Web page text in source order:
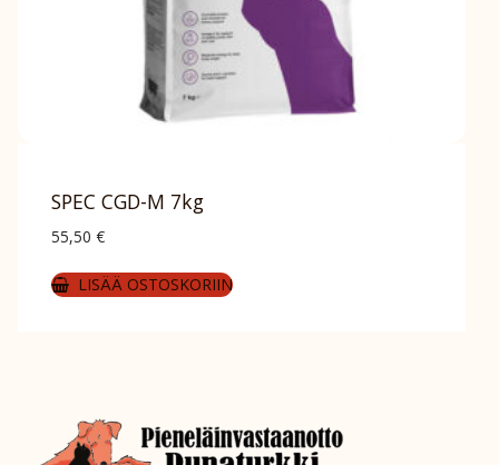
SPEC CGD-M 7kg
55,50 €
LISÄÄ OSTOSKORIIN